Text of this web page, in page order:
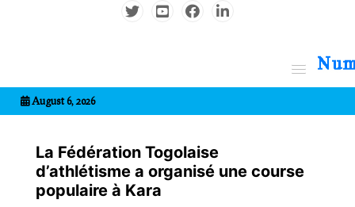
August 6, 2026
La Fédération Togolaise
d’athlétisme a organisé une course
populaire à Kara